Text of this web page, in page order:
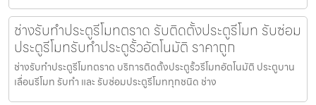
ช่างรับทำประตูรีโมทตราด รับติดตั้งประตูรีโมท รับซ่อม
ประตูรีโมทรับทำประตูรั้วอัตโนมัติ ราคาถูก
ช่างรับทำประตูรีโมทตราด บริการติดตั้งประตูรั้วรีโมทอัตโนมัติ ประตูบาน
เลื่อนรีโมท รับทำ และ รับซ่อมประตูรีโมททุกชนิด ช่าง